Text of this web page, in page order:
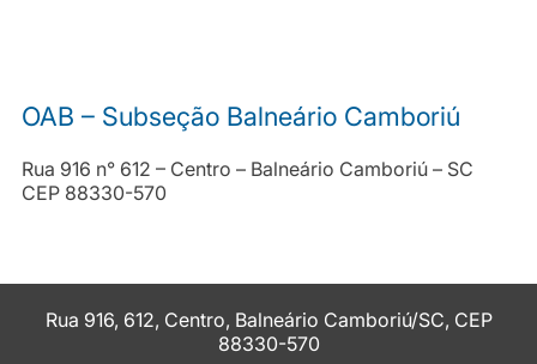
OAB – Subseção Balneário Camboriú
Rua 916 n° 612 – Centro – Balneário Camboriú – SC
CEP 88330-570
Rua 916, 612, Centro, Balneário Camboriú/SC, CEP
88330-570